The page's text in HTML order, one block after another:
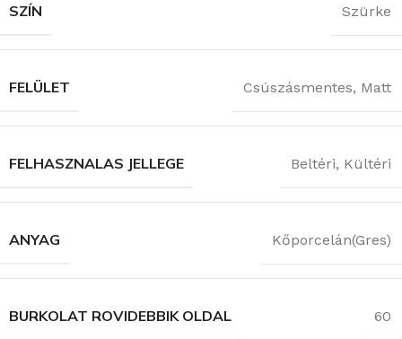
SZÍN Szürke
FELÜLET Csúszásmentes, Matt
FELHASZNALAS JELLEGE Beltéri, Kültéri
ANYAG Kőporcelán(Gres)
BURKOLAT ROVIDEBBIK OLDAL 60